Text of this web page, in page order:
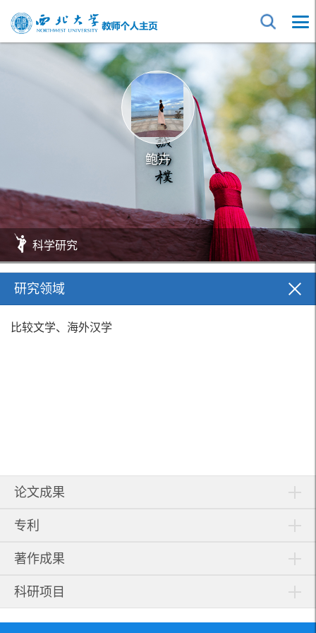
鲍卉
科学研究
研究领域
比较文学、海外汉学
论文成果
专利
著作成果
科研项目